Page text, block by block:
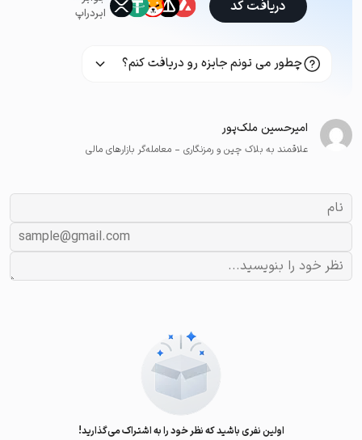
ایردراپ
دریافت کد
چطور می تونم جایزه رو دریافت کنم؟
امیرحسین ملک‌پور
علاقمند به بلاک چین و رمزنگاری - معامله‌گر بازارهای مالی
اولین نفری باشید که نظر خود را به اشتراک می‌گذارید!